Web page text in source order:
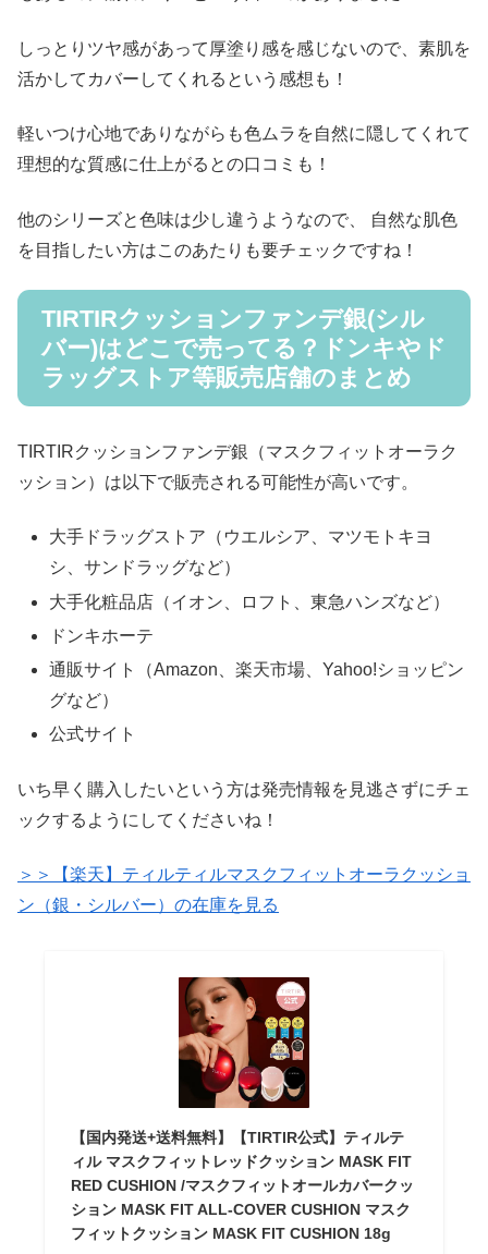
しっとりツヤ感があって厚塗り感を感じないので、素肌を
活かしてカバーしてくれるという感想も！
軽いつけ心地でありながらも色ムラを自然に隠してくれて
理想的な質感に仕上がるとの口コミも！
他のシリーズと色味は少し違うようなので、 自然な肌色
を目指したい方はこのあたりも要チェックですね！
TIRTIRクッションファンデ銀(シル
バー)はどこで売ってる？ドンキやド
ラッグストア等販売店舗のまとめ
TIRTIRクッションファンデ銀（マスクフィットオーラク
ッション）は以下で販売される可能性が高いです。
大手ドラッグストア（ウエルシア、マツモトキヨ
シ、サンドラッグなど）
大手化粧品店（イオン、ロフト、東急ハンズなど）
ドンキホーテ
通販サイト（Amazon、楽天市場、Yahoo!ショッピン
グなど）
公式サイト
いち早く購入したいという方は発売情報を見逃さずにチェ
ックするようにしてくださいね！
＞＞【楽天】ティルティルマスクフィットオーラクッショ
ン（銀・シルバー）の在庫を見る
【国内発送+送料無料】【TIRTIR公式】ティルテ
ィル マスクフィットレッドクッション MASK FIT
RED CUSHION /マスクフィットオールカバークッ
ション MASK FIT ALL-COVER CUSHION マスク
フィットクッション MASK FIT CUSHION 18g